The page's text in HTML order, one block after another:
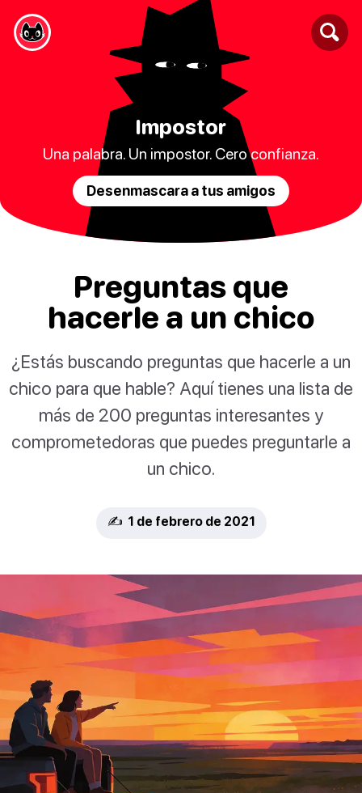
Impostor
Una palabra. Un impostor. Cero confianza.
Desenmascara a tus amigos
Preguntas que
hacerle a un chico
¿Estás buscando preguntas que hacerle a un
chico para que hable? Aquí tienes una lista de
más de 200 preguntas interesantes y
comprometedoras que puedes preguntarle a
un chico.
✍️ 1 de febrero de 2021